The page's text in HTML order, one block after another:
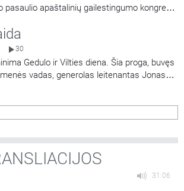
pasaulio apaštalinių gailestingumo kongresų
ir Arso Šv. Jono Marijos Vianėjaus
kun. Patrice Chocholski pranešimas iš
Gailestingumo kongreso.
30
Gedulo ir Vilties diena. Šia proga, buvęs
vadas, generolas leitenantas Jonas
apie
likimą ir valios gintis svarbą visais
31:06